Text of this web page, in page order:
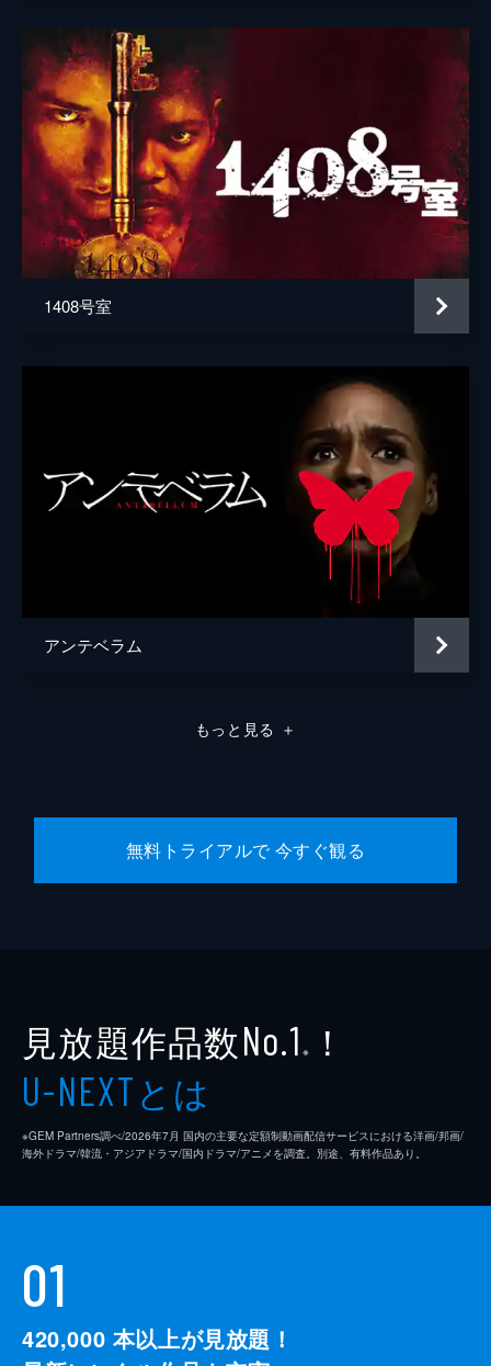
1408号室
アンテベラム
もっと見る ＋
無料トライアルで 今すぐ観る
見放題作品数No.1 ※ ！
U-NEXTとは
※GEM Partners調べ/2026年7⽉ 国内の主要な定額制動画配信サービスにおける洋画/邦画/
海外ドラマ/韓流・アジアドラマ/国内ドラマ/アニメを調査。別途、有料作品あり。
01
420,000 本以上が見放題！